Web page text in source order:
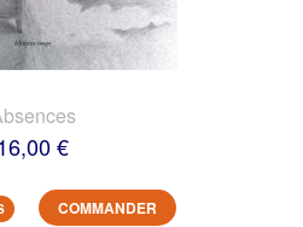
€
COMMANDER